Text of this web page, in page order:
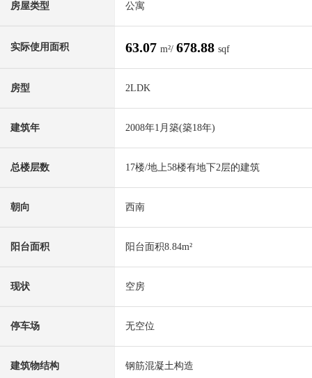
房屋类型 公寓
实际使用面积 63.07 m²/ 678.88 sqf
房型 2LDK
建筑年 2008年1月築(築18年)
总楼层数 17楼/地上58楼有地下2层的建筑
朝向 西南
阳台面积 阳台面积8.84m²
现状 空房
停车场 无空位
建筑物结构 钢筋混凝土构造